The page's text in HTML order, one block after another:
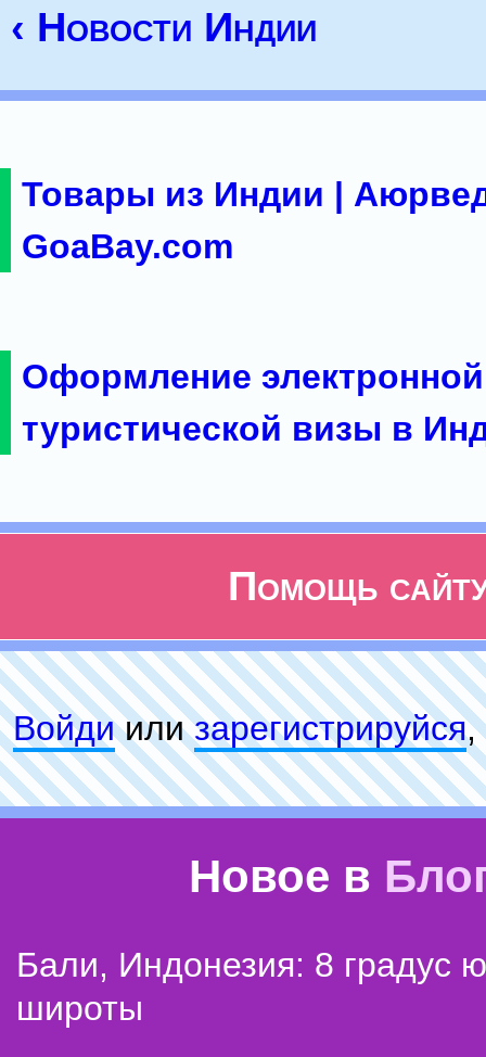
‹ Новости Индии
Товары из Индии |
GoaBay.com
Оформление электронной
туристической визы в
Помощь
Войдиилизарeгиcтpируйся,
Новое в
Бали, Индонезия: 8 градус
широты